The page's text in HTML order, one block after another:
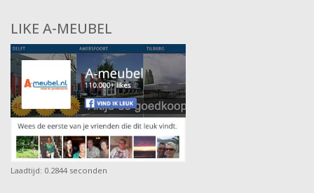
LIKE A-MEUBEL
Laadtijd: 0.2844 seconden